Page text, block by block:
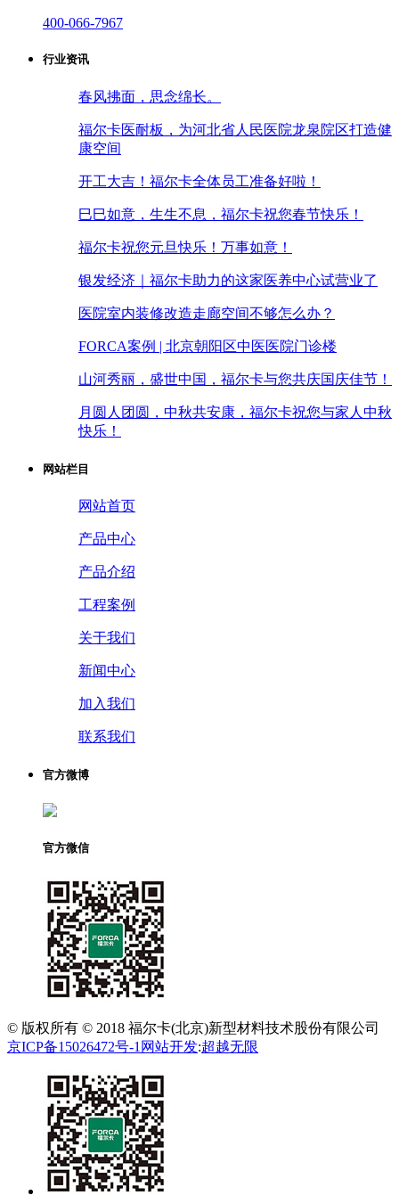
400-066-7967
行业资讯
春风拂面，思念绵长。
福尔卡医耐板，为河北省人民医院龙泉院区打造健
康空间
开工大吉！福尔卡全体员工准备好啦！
巳巳如意，生生不息，福尔卡祝您春节快乐！
福尔卡祝您元旦快乐！万事如意！
银发经济｜福尔卡助力的这家医养中心试营业了
医院室内装修改造走廊空间不够怎么办？
FORCA案例 | 北京朝阳区中医医院门诊楼
山河秀丽，盛世中国，福尔卡与您共庆国庆佳节！
月圆人团圆，中秋共安康，福尔卡祝您与家人中秋
快乐！
网站栏目
网站首页
产品中心
产品介绍
工程案例
关于我们
新闻中心
加入我们
联系我们
官方微博
官方微信
© 版权所有 © 2018 福尔卡(北京)新型材料技术股份有限公司
京ICP备15026472号-1 网站开发:超越无限